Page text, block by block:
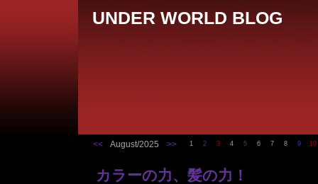
UNDER WORLD BLOG
<< August/2025 >> 1 2 3 4 5 6 7 8 9 10
カラーの力、髪の力！